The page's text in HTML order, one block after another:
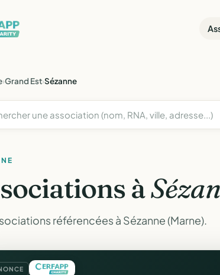
›Grand Est›Sézanne
à
référencées à Sézanne (Marne).